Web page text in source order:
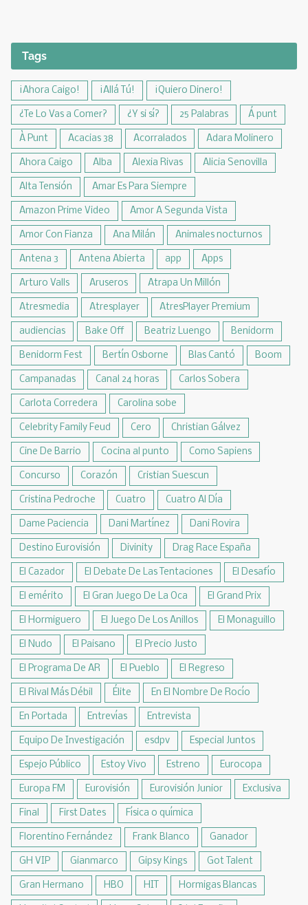
Tags
¡Ahora Caigo! ¡Allá Tú! ¡Quiero Dinero!
¿Te Lo Vas a Comer? ¿Y si sí? 25 Palabras Á punt
À Punt Acacias 38 Acorralados Adara Molinero
Ahora Caigo Alba Alexia Rivas Alicia Senovilla
Alta Tensión Amar Es Para Siempre
Amazon Prime Video Amor A Segunda Vista
Amor Con Fianza Ana Milán Animales nocturnos
Antena 3 Antena Abierta app Apps
Arturo Valls Aruseros Atrapa Un Millón
Atresmedia Atresplayer AtresPlayer Premium
audiencias Bake Off Beatriz Luengo Benidorm
Benidorm Fest Bertín Osborne Blas Cantó Boom
Campanadas Canal 24 horas Carlos Sobera
Carlota Corredera Carolina sobe
Celebrity Family Feud Cero Christian Gálvez
Cine De Barrio Cocina al punto Como Sapiens
Concurso Corazón Cristian Suescun
Cristina Pedroche Cuatro Cuatro Al Día
Dame Paciencia Dani Martínez Dani Rovira
Destino Eurovisión Divinity Drag Race España
El Cazador El Debate De Las Tentaciones El Desafío
El emérito El Gran Juego De La Oca El Grand Prix
El Hormiguero El Juego De Los Anillos El Monaguillo
El Nudo El Paisano El Precio Justo
El Programa De AR El Pueblo El Regreso
El Rival Más Débil Élite En El Nombre De Rocío
En Portada Entrevías Entrevista
Equipo De Investigación esdpv Especial Juntos
Espejo Público Estoy Vivo Estreno Eurocopa
Europa FM Eurovisión Eurovisión Junior Exclusiva
Final First Dates Física o química
Florentino Fernández Frank Blanco Ganador
GH VIP Gianmarco Gipsy Kings Got Talent
Gran Hermano HBO HIT Hormigas Blancas